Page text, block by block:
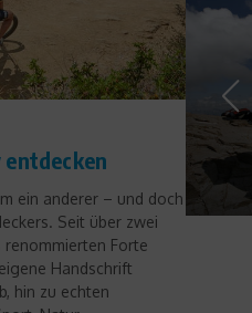
ein anderer – und doch
Seit über zwei
renommierten Forte
Handschrift
hin zu echten
–